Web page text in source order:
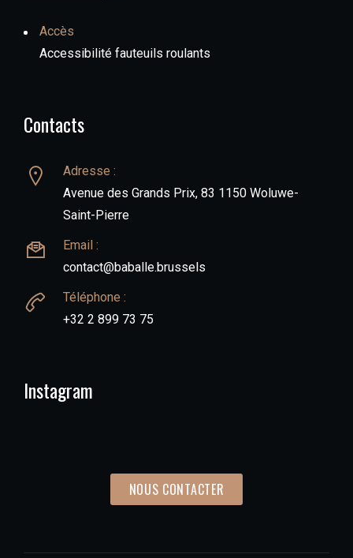
Accès
Accessibilité fauteuils roulants
Contacts
Adresse :
Avenue des Grands Prix, 83 1150 Woluwe-
Saint-Pierre
Email :
contact@baballe.brussels
Téléphone :
+32 2 899 73 75
Instagram
NOUS CONTACTER